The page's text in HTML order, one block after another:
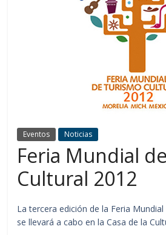
Eventos Noticias
Feria Mundial
Cultural 2012
La tercera edición de la Feria
se llevará a cabo en la Casa de la